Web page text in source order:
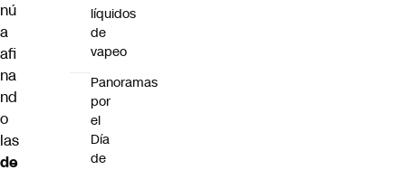
nú
a
afi
na
nd
o
las
de
líquidos
de
vapeo
Panoramas
por
el
Día
de